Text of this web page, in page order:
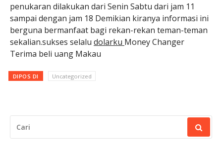
penukaran dilakukan dari Senin Sabtu dari jam 11
sampai dengan jam 18 Demikian kiranya informasi ini
berguna bermanfaat bagi rekan-rekan teman-teman
sekalian.sukses selalu dolarku Money Changer
Terima beli uang Makau
DIPOS DI Uncategorized
UNTUK: